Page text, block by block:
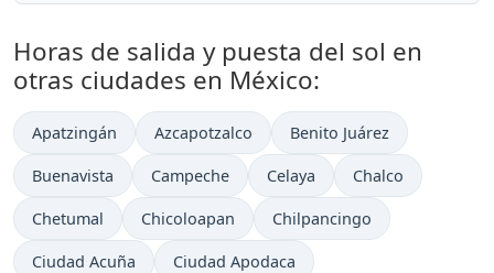
Horas de salida y puesta del sol en
otras ciudades en México:
Apatzingán Azcapotzalco Benito Juárez
Buenavista Campeche Celaya Chalco
Chetumal Chicoloapan Chilpancingo
Ciudad Acuña Ciudad Apodaca